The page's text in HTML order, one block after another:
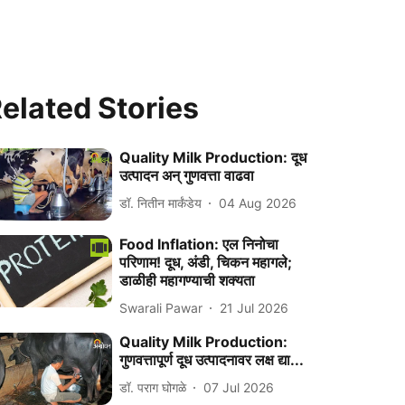
Stories
Quality Milk Production: दूध
उत्पादन अन् गुणवत्ता वाढवा
डॉ. नितीन मार्कंडेय 04 Aug 2026
Food Inflation: एल निनोचा
परिणाम! दूध, अंडी, चिकन महागले;
डाळीही महागण्याची शक्यता
Swarali Pawar 21 Jul 2026
Quality Milk Production:
गुणवत्तापूर्ण दूध उत्पादनावर लक्ष द्या...
डॉ. पराग घोगळे 07 Jul 2026